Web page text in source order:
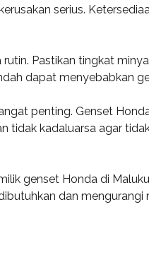
serius.
Pastikan tingkat
dapat menyebabkan
penting. Genset
tidak kadaluarsa agar
genset Honda di
dan